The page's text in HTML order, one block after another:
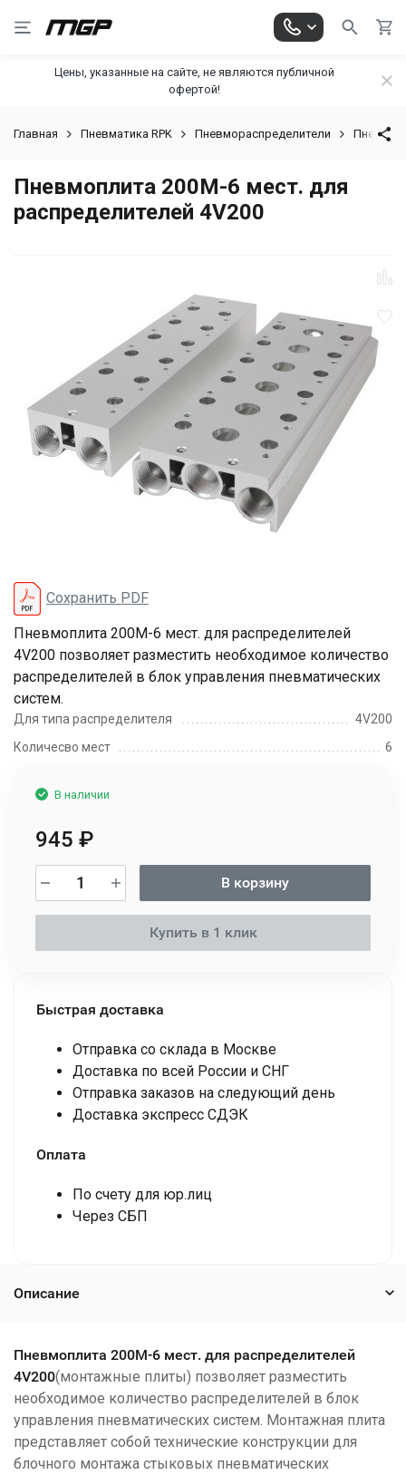
Цены, указанные на сайте, не являются публичной
офертой!
Главная Пневматика RPK Пневмораспределители Пневмо-
Пневмоплита 200M-6 мест. для
распределителей 4V200
Сохранить PDF
Пневмоплита 200M-6 мест. для распределителей
4V200 позволяет разместить необходимое количество
распределителей в блок управления пневматических
систем.
Для типа распределителя
4V200
Количесво мест
6
В наличии
945 ₽
В корзину
Купить в 1 клик
Быстрая доставка
Отправка со склада в Москве
Доставка по всей России и СНГ
Отправка заказов на следующий день
Доставка экспресс СДЭК
Оплата
По счету для юр.лиц
Через СБП
Описание
Пневмоплита 200M-6 мест. для распределителей
4V200(монтажные плиты) позволяет разместить
необходимое количество распределителей в блок
управления пневматических систем. Монтажная плита
представляет собой технические конструкции для
блочного монтажа стыковых пневматических